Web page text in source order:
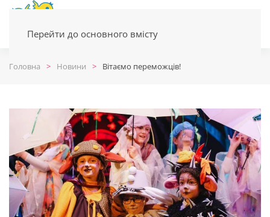
Перейти до основного вмісту
Головна Новини Вітаємо переможців!